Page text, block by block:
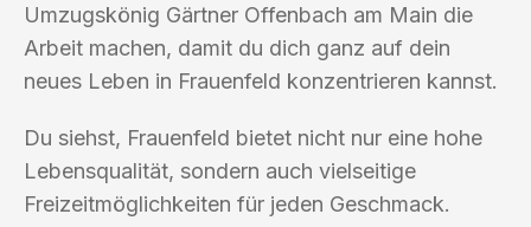
Umzugskönig Gärtner Offenbach am Main die
Arbeit machen, damit du dich ganz auf dein
neues Leben in Frauenfeld konzentrieren kannst.
Du siehst, Frauenfeld bietet nicht nur eine hohe
Lebensqualität, sondern auch vielseitige
Freizeitmöglichkeiten für jeden Geschmack.